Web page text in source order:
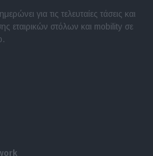
για τις τελευταίες τάσεις και
εταιρικών στόλων και mobility σε